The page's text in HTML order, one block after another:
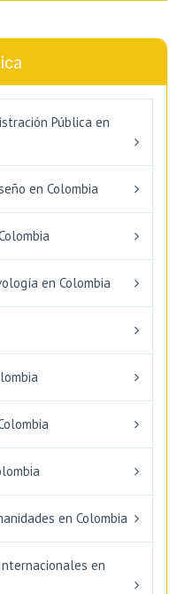
Pública en
en Colombia
en Colombia
en Colombia
en